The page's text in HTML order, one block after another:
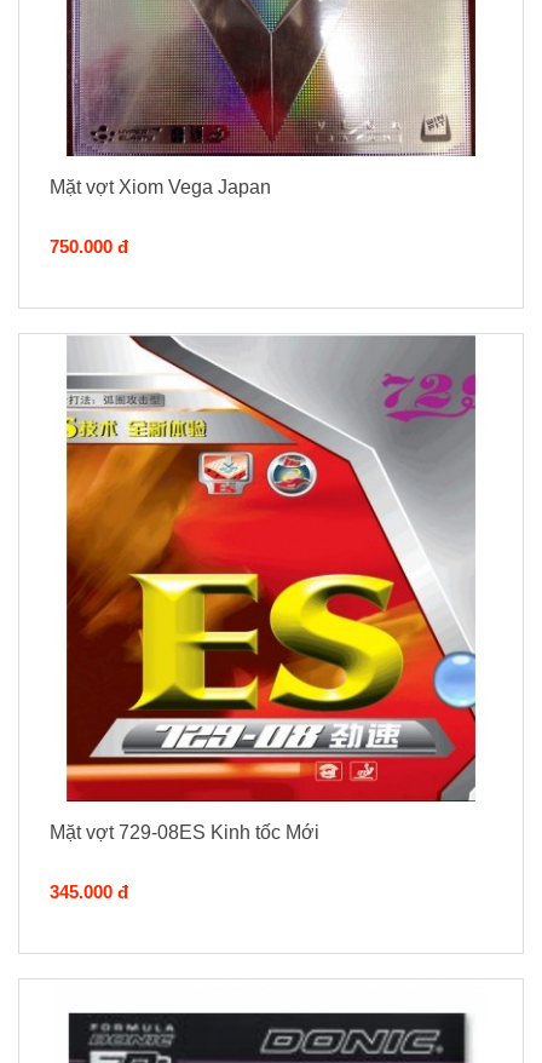
Mặt vợt Xiom Vega Japan
750.000 đ
Mặt vợt 729-08ES Kinh tốc Mới
345.000 đ